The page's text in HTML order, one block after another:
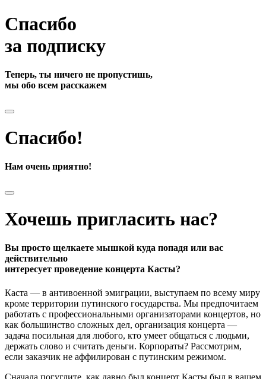
Спасибо
за подписку
Теперь, ты ничего не пропустишь,
мы обо всем расскажем
Спасибо!
Нам очень приятно!
Хочешь пригласить нас?
Вы просто щелкаете мышкой куда попадя или вас
действительно
интересует проведение концерта Касты?
Каста — в антивоенной эмиграции, выступаем по всему миру
кроме территории путинского государства. Мы предпочитаем
работать с профессиональными организаторами концертов, но
как большинство сложных дел, организация концерта —
задача посильная для любого, кто умеет общаться с людьми,
держать слово и считать деньги. Корпораты? Рассмотрим,
если заказчик не аффилирован с путинским режимом.
Сначала погуглите, как давно был концерт Касты был в вашем